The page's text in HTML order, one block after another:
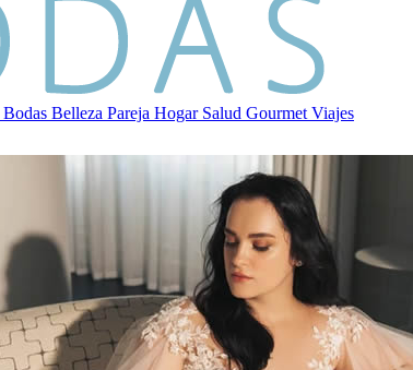
Bodas Belleza Pareja Hogar Salud Gourmet Viajes